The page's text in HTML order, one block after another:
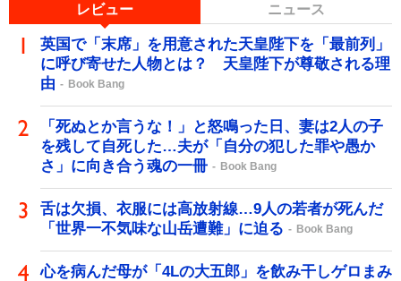
レビュー ニュース
英国で「末席」を用意された天皇陛下を「最前列」
に呼び寄せた人物とは？ 天皇陛下が尊敬される理
由
Book Bang
「死ぬとか言うな！」と怒鳴った日、妻は2人の子
を残して自死した…夫が「自分の犯した罪や愚か
さ」に向き合う魂の一冊
Book Bang
舌は欠損、衣服には高放射線…9人の若者が死んだ
「世界一不気味な山岳遭難」に迫る
Book Bang
心を病んだ母が「4Lの大五郎」を飲み干しゲロまみ